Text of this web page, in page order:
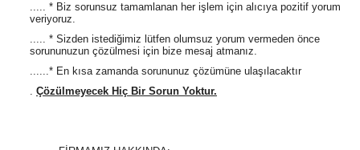
..... * Biz sorunsuz tamamlanan her işlem için alıcıya pozitif yorum
veriyoruz.
..... * Sizden istediğimiz lütfen olumsuz yorum vermeden önce
sorununuzun çözülmesi için bize mesaj atmanız.
......* En kısa zamanda sorununuz çözümüne ulaşılacaktır
. Çözülmeyecek Hiç Bir Sorun Yoktur.